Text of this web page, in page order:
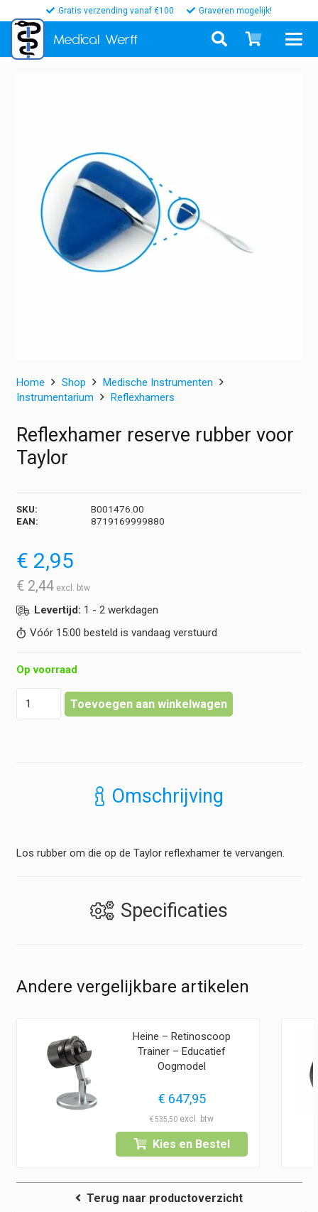
Gratis verzending vanaf €100 Graveren mogelijk!
Medical Werff
Home Shop
Medische Instrumenten
Instrumentarium
Reflexhamers
Reflexhamer reserve rubber voor
Taylor
SKU:
B001476.00
EAN:
8719169999880
€ 2,95
€ 2,44
Levertijd: 1 - 2 werkdagen
Vóór 15:00 besteld is vandaag verstuurd
Op voorraad
Reflexhamer
reserve
Toevoegen aan winkelwagen
Omschrijving
Los rubber om die op de Taylor reflexhamer te vervangen.
Specificaties
Andere vergelijkbare artikelen
Heine – Retinoscoop
Trainer – Educatief
Oogmodel
€ 647,95
€535,50
Kies en Bestel
Terug naar productoverzicht